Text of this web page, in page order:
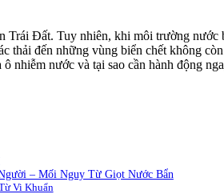
Trái Đất. Tuy nhiên, khi môi trường
thải đến những vùng biển chết không
nhiễm nước và tại sao cần hành động
– Mối Nguy Từ Giọt Nước Bẩn
Vi Khuẩn